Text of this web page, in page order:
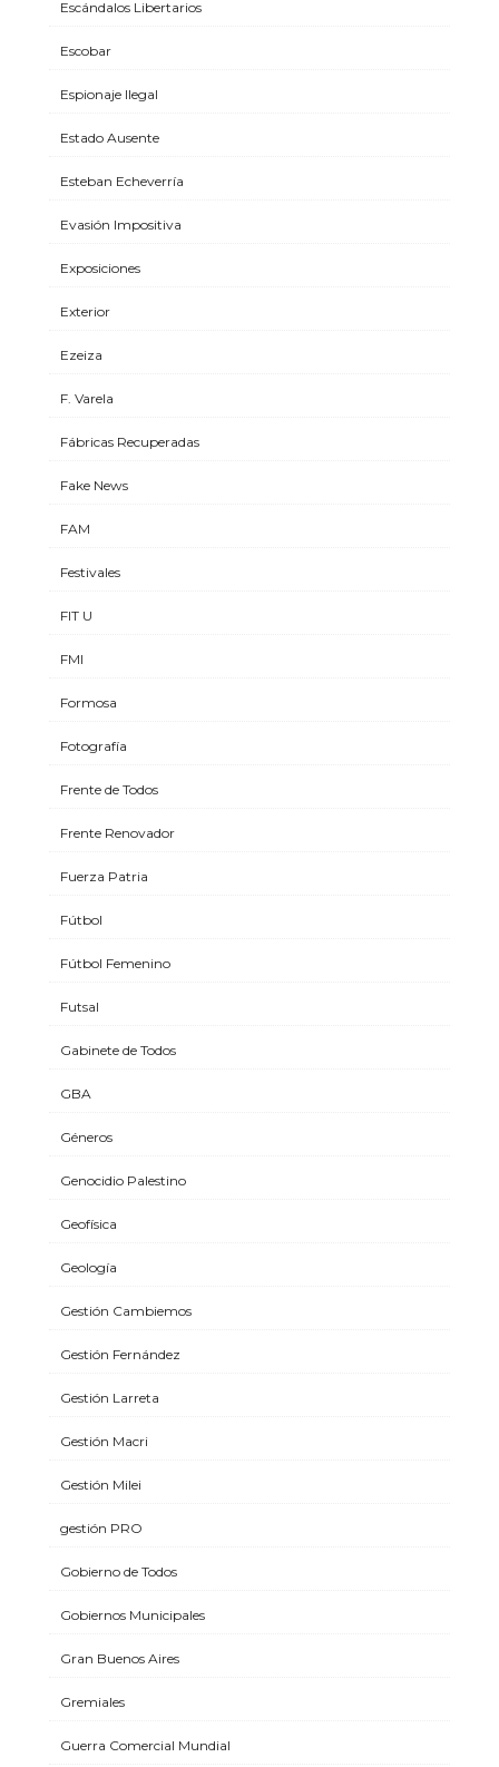
Escándalos Libertarios
Escobar
Espionaje Ilegal
Estado Ausente
Esteban Echeverría
Evasión Impositiva
Exposiciones
Exterior
Ezeiza
F. Varela
Fábricas Recuperadas
Fake News
FAM
Festivales
FIT U
FMI
Formosa
Fotografía
Frente de Todos
Frente Renovador
Fuerza Patria
Fútbol
Fútbol Femenino
Futsal
Gabinete de Todos
GBA
Géneros
Genocidio Palestino
Geofísica
Geología
Gestión Cambiemos
Gestión Fernández
Gestión Larreta
Gestión Macri
Gestión Milei
gestión PRO
Gobierno de Todos
Gobiernos Municipales
Gran Buenos Aires
Gremiales
Guerra Comercial Mundial